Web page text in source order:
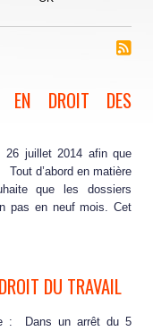
EN DROIT DES
26 juillet 2014 afin que
d’abord en matière
que les dossiers
pas en neuf mois. Cet
DU TRAVAIL
: Dans un arrêt du 5